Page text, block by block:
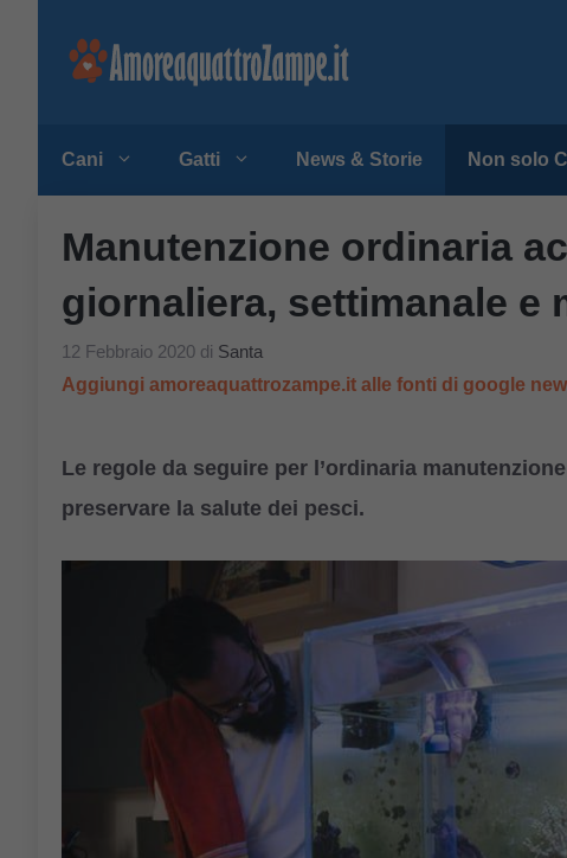
Cani Gatti News & Storie Non solo
Manutenzione ordinaria
giornaliera, settimanale e
12 Febbraio 2020 di Santa
Aggiungi amoreaquattrozampe.it alle fonti di google
Le regole da seguire per l’ordinaria
preservare la salute dei pesci.